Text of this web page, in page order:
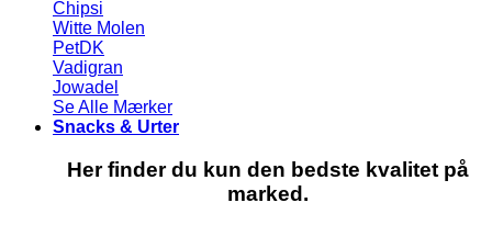
Chipsi
Witte Molen
PetDK
Vadigran
Jowadel
Se Alle Mærker
Snacks & Urter
Her finder du kun den bedste kvalitet på
marked.